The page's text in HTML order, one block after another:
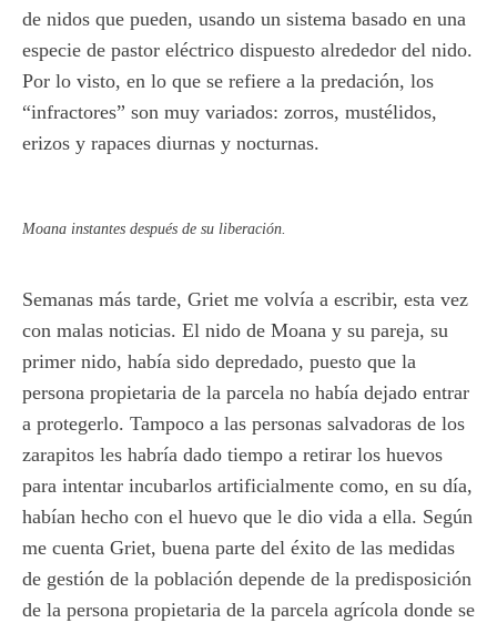
de nidos que pueden, usando un sistema basado en una
especie de pastor eléctrico dispuesto alrededor del nido.
Por lo visto, en lo que se refiere a la predación, los
“infractores” son muy variados: zorros, mustélidos,
erizos y rapaces diurnas y nocturnas.
Moana instantes después de su liberación.
Semanas más tarde, Griet me volvía a escribir, esta vez
con malas noticias. El nido de Moana y su pareja, su
primer nido, había sido depredado, puesto que la
persona propietaria de la parcela no había dejado entrar
a protegerlo. Tampoco a las personas salvadoras de los
zarapitos les habría dado tiempo a retirar los huevos
para intentar incubarlos artificialmente como, en su día,
habían hecho con el huevo que le dio vida a ella. Según
me cuenta Griet, buena parte del éxito de las medidas
de gestión de la población depende de la predisposición
de la persona propietaria de la parcela agrícola donde se